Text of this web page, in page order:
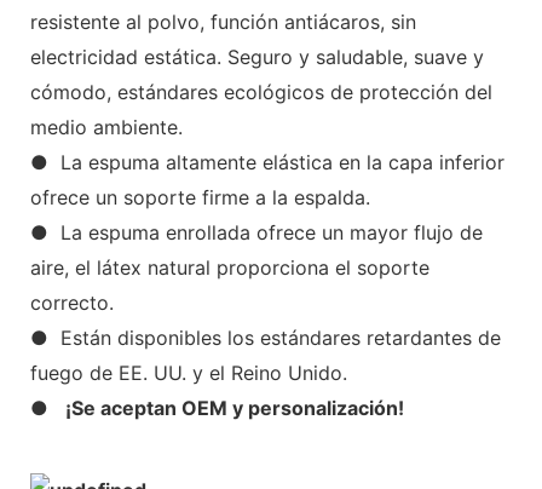
resistente al polvo, función antiácaros, sin
electricidad estática. Seguro y saludable, suave y
cómodo, estándares ecológicos de protección del
medio ambiente.
● La espuma altamente elástica en la capa inferior
ofrece un soporte firme a la espalda.
● La espuma enrollada ofrece un mayor flujo de
aire, el látex natural proporciona el soporte
correcto.
● Están disponibles los estándares retardantes de
fuego de EE. UU. y el Reino Unido.
●
¡Se aceptan OEM y personalización!